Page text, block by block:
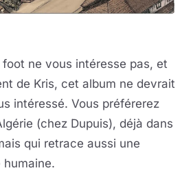
ne vous intéresse pas, et
de Kris, cet album ne devrait
intéressé. Vous préférerez
(chez Dupuis), déjà dans
qui retrace aussi une
humaine.